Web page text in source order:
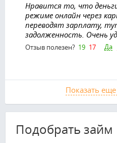
Нравится то, что
режиме онлайн через
переводят зарплату,
задолженность. Очень
Отзыв полезен? 19 17 Да
Показать
Подобрать займ